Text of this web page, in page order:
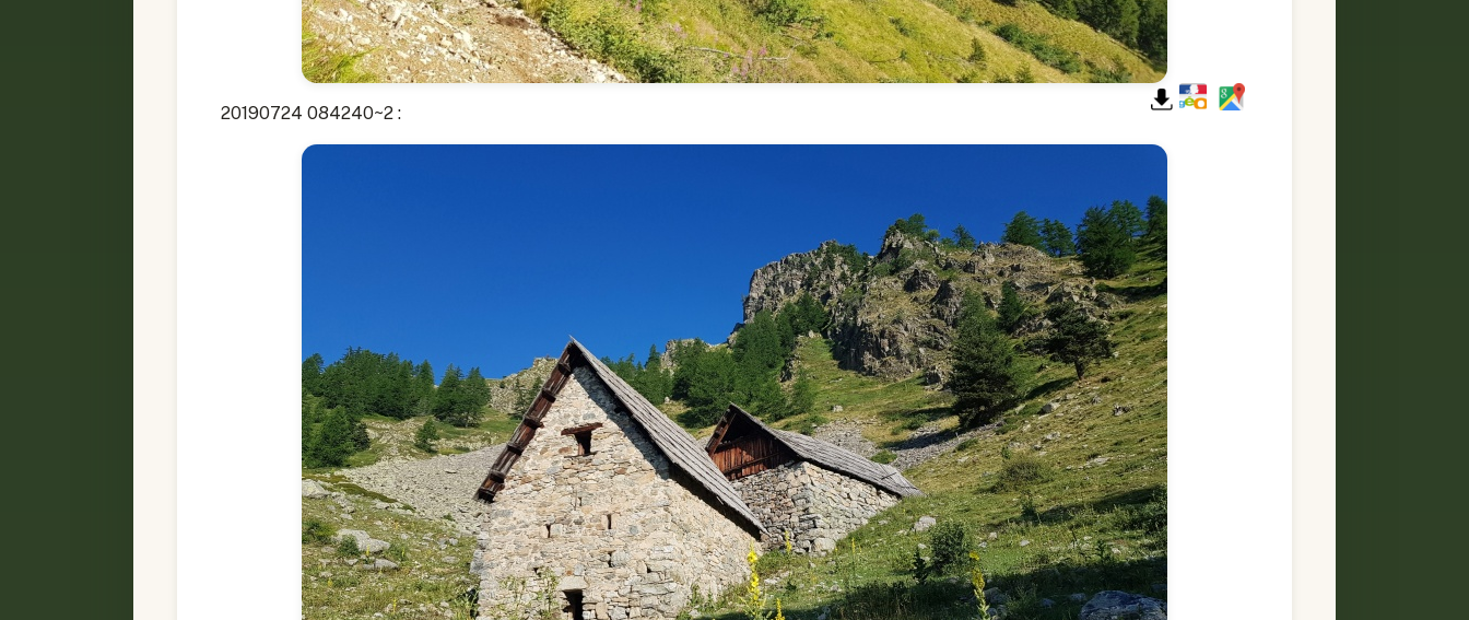
20190724 084240~2 :